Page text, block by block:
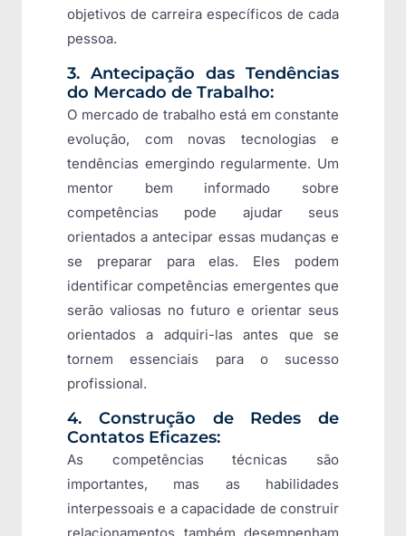
objetivos de carreira específicos de cada
pessoa.
3. Antecipação das Tendências
do Mercado de Trabalho:
O mercado de trabalho está em constante
evolução, com novas tecnologias e
tendências emergindo regularmente. Um
mentor bem informado sobre
competências pode ajudar seus
orientados a antecipar essas mudanças e
se preparar para elas. Eles podem
identificar competências emergentes que
serão valiosas no futuro e orientar seus
orientados a adquiri-las antes que se
tornem essenciais para o sucesso
profissional.
4. Construção de Redes de
Contatos Eficazes:
As competências técnicas são
importantes, mas as habilidades
interpessoais e a capacidade de construir